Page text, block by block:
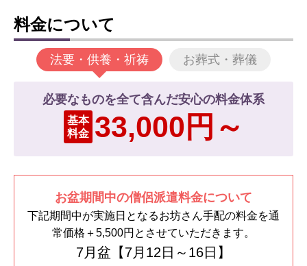
料金について
法要・供養・祈祷 お葬式・葬儀
必要なものを全て含んだ安心の料金体系
基本
料金 33,000円～
お盆期間中の僧侶派遣料金について
下記期間中が実施日となるお坊さん手配の料金を通
常価格＋5,500円とさせていただきます。
7月盆【7月12日～16日】